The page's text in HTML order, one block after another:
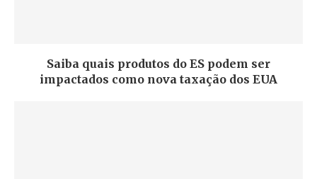
Saiba quais produtos do ES podem ser
impactados como nova taxação dos EUA